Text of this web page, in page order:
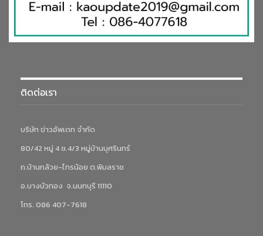
ติดต่อเรา
บริษัท ข่าวอัพเดท จำกัด
80/42 หมู่ 4 ซ.4/3 หมู่บ้านบุศรินทร์
ถ.บ้านกล้วย-ไทรน้อย ต.พิมลราช
อ.บางบัวทอง จ.นนทบุรี 11110
โทร. 086 407-7618